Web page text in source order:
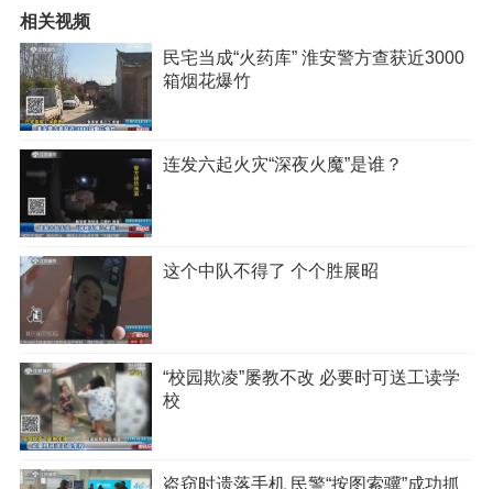
相关视频
民宅当成“火药库” 淮安警方查获近3000
箱烟花爆竹
连发六起火灾“深夜火魔”是谁？
这个中队不得了 个个胜展昭
“校园欺凌”屡教不改 必要时可送工读学
校
盗窃时遗落手机 民警“按图索骥”成功抓